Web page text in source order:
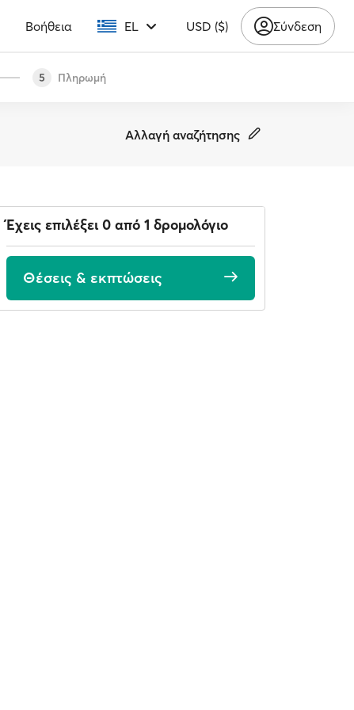
Βοήθεια EL USD ($) Σύνδεση
5 Πληρωμή
Αλλαγή αναζήτησης
Έχεις επιλέξει 0 από 1 δρομολόγιο
Θέσεις & εκπτώσεις